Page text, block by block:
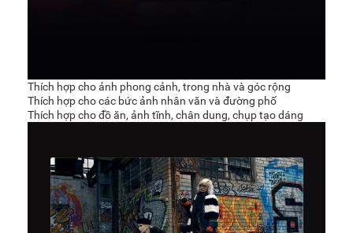
Thích hợp cho ảnh phong cảnh, trong nhà và góc rộng
Thích hợp cho các bức ảnh nhân văn và đường phố
Thích hợp cho đồ ăn, ảnh tĩnh, chân dung, chụp tạo dáng